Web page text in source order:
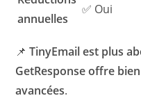
annuelles
✅ Oui
📌TinyEmail est plus
GetResponse offre
avancées.